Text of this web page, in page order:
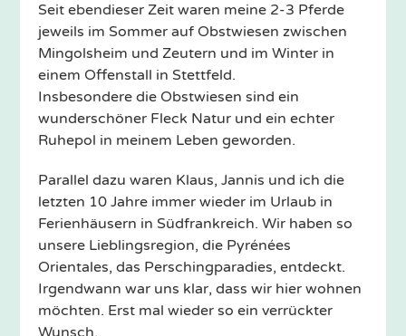
Seit ebendieser Zeit waren meine 2-3 Pferde
jeweils im Sommer auf Obstwiesen zwischen
Mingolsheim und Zeutern und im Winter in
einem Offenstall in Stettfeld.
Insbesondere die Obstwiesen sind ein
wunderschöner Fleck Natur und ein echter
Ruhepol in meinem Leben geworden.
Parallel dazu waren Klaus, Jannis und ich die
letzten 10 Jahre immer wieder im Urlaub in
Ferienhäusern in Südfrankreich. Wir haben so
unsere Lieblingsregion, die Pyrénées
Orientales, das Perschingparadies, entdeckt.
Irgendwann war uns klar, dass wir hier wohnen
möchten. Erst mal wieder so ein verrückter
Wunsch.